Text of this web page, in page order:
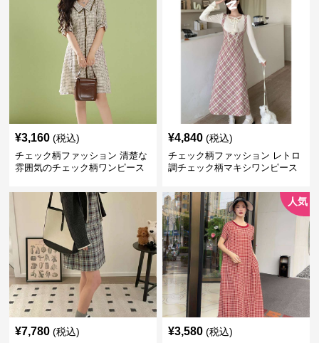
¥3,160 (税込)
チェック柄ファッション 清楚な
雰囲気のチェック柄ワンピース
¥4,840 (税込)
チェック柄ファッション レトロ
調チェック柄マキシワンピース
¥7,780 (税込)
人気
¥3,580 (税込)